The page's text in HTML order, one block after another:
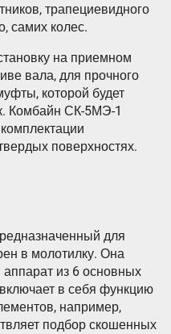
трапециевидного
самих колес.
на приемном
вала, для прочного
которой будет
Комбайн СК-5МЭ-1
поверхностях.
для
в молотилку. Она
из 6 основных
в себя функцию
например,
подбор скошенных